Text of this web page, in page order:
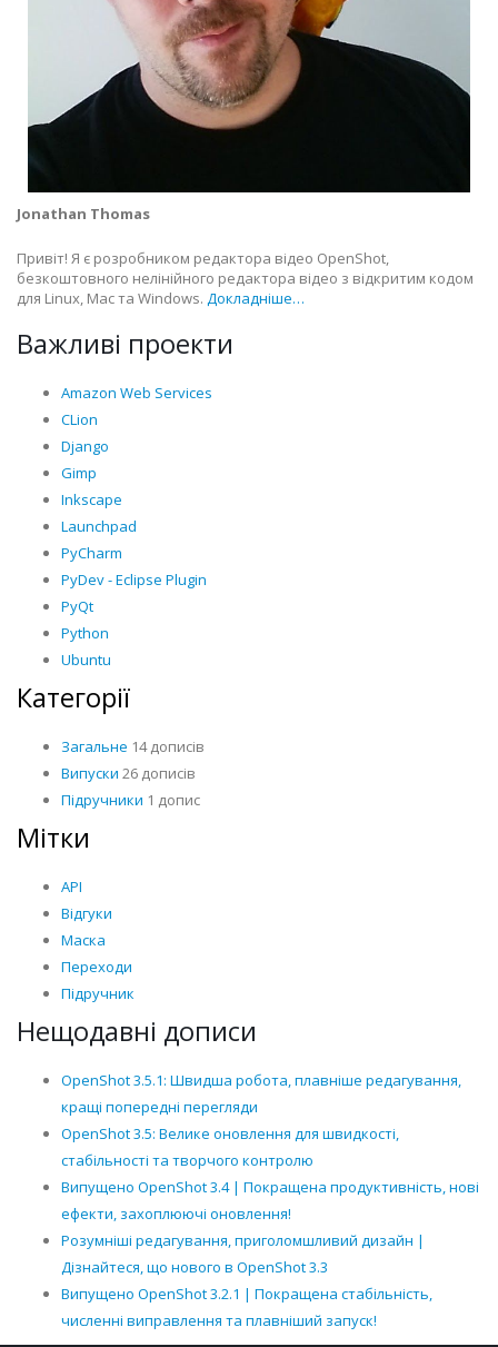
Jonathan Thomas
Привіт! Я є розробником редактора відео OpenShot,
безкоштовного нелінійного редактора відео з відкритим кодом
для Linux, Mac та Windows. Докладніше…
Важливі проекти
Amazon Web Services
CLion
Django
Gimp
Inkscape
Launchpad
PyCharm
PyDev - Eclipse Plugin
PyQt
Python
Ubuntu
Категорії
Загальне 14 дописів
Випуски 26 дописів
Підручники 1 допис
Мітки
API
Відгуки
Маска
Переходи
Підручник
Нещодавні дописи
OpenShot 3.5.1: Швидша робота, плавніше редагування,
кращі попередні перегляди
OpenShot 3.5: Велике оновлення для швидкості,
стабільності та творчого контролю
Випущено OpenShot 3.4 | Покращена продуктивність, нові
ефекти, захоплюючі оновлення!
Розумніші редагування, приголомшливий дизайн |
Дізнайтеся, що нового в OpenShot 3.3
Випущено OpenShot 3.2.1 | Покращена стабільність,
численні виправлення та плавніший запуск!